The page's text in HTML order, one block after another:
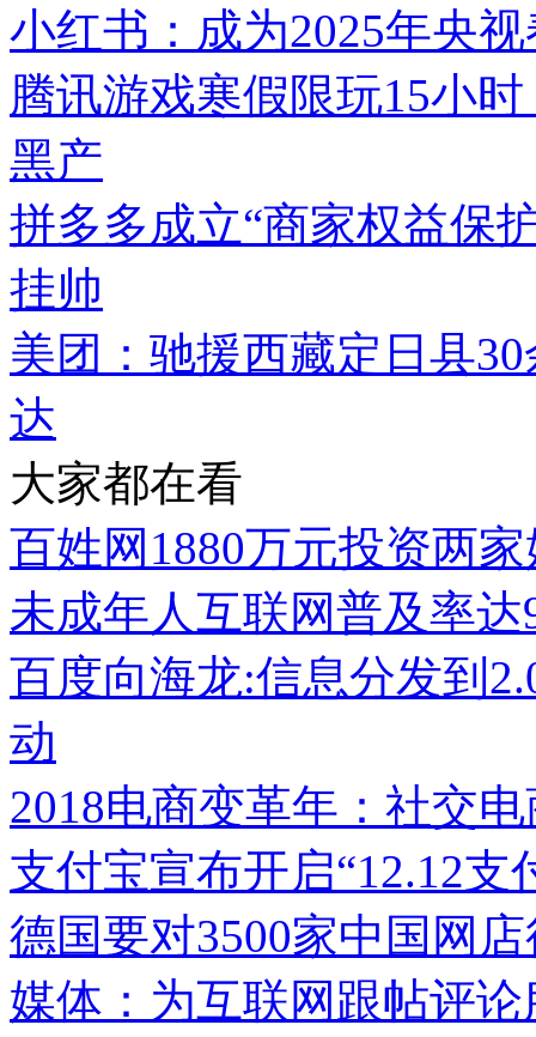
小红书：成为2025年央
腾讯游戏寒假限玩15小
黑产
拼多多成立“商家权益保
挂帅
美团：驰援西藏定日县
达
大家都在看
百姓网1880万元投资两
未成年人互联网普及率达
百度向海龙:信息分发到
动
2018电商变革年：社交
支付宝宣布开启“12.12
德国要对3500家中国网
媒体：为互联网跟帖评